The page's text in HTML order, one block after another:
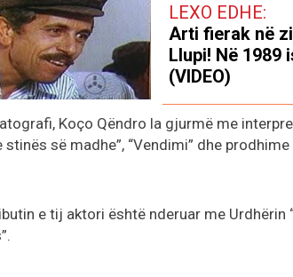
LEXO EDHE:
Arti fierak në
Llupi! Në 1989
(VIDEO)
Koço Qëndro la gjurmë me
stinës së madhe”, “Vendimi” dhe
e tij aktori është nderuar me Urdhërin